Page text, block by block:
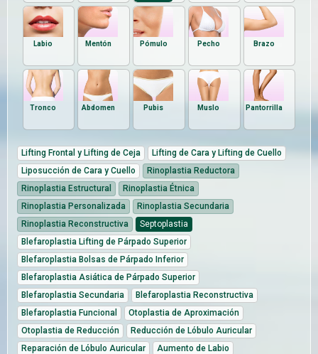
Labio Mentón Pómulo Pecho Brazo
Tronco Abdomen Pubis Muslo Pantorrilla
Lifting Frontal y Lifting de Ceja
Lifting de Cara y Lifting de Cuello
Liposucción de Cara y Cuello
Rinoplastia Reductora
Rinoplastia Estructural
Rinoplastia Étnica
Rinoplastia Personalizada
Rinoplastia Secundaria
Rinoplastia Reconstructiva
Septoplastia
Blefaroplastia Lifting de Párpado Superior
Blefaroplastia Bolsas de Párpado Inferior
Blefaroplastia Asiática de Párpado Superior
Blefaroplastia Secundaria
Blefaroplastia Reconstructiva
Blefaroplastia Funcional
Otoplastia de Aproximación
Otoplastia de Reducción
Reducción de Lóbulo Auricular
Reparación de Lóbulo Auricular
Aumento de Labio